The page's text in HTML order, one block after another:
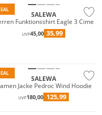
SALEWA
Funktionsshirt Eagle 3 Cime
UVP45,00 35,99
SALEWA
Jacke Pedroc Wind Hoodie
UVP180,00 125,99